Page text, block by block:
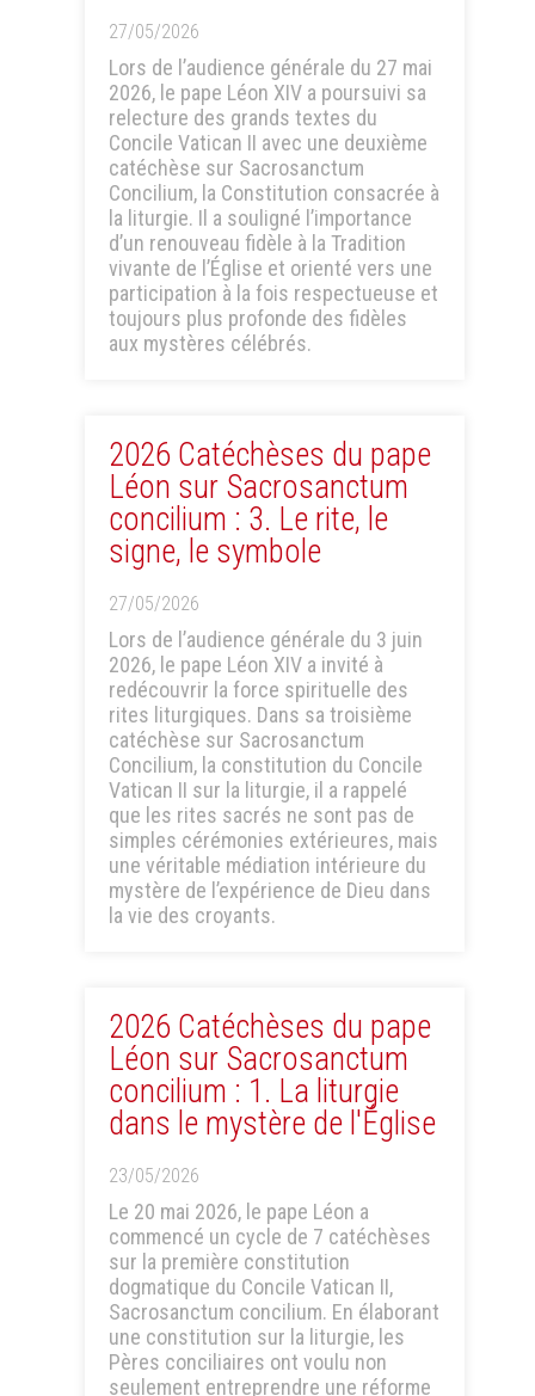
27/05/2026
Lors de l’audience générale du 27 mai
2026, le pape Léon XIV a poursuivi sa
relecture des grands textes du
Concile Vatican II avec une deuxième
catéchèse sur Sacrosanctum
Concilium, la Constitution consacrée à
la liturgie. Il a souligné l’importance
d’un renouveau fidèle à la Tradition
vivante de l’Église et orienté vers une
participation à la fois respectueuse et
toujours plus profonde des fidèles
aux mystères célébrés.
2026 Catéchèses du pape
Léon sur Sacrosanctum
concilium : 3. Le rite, le
signe, le symbole
27/05/2026
Lors de l’audience générale du 3 juin
2026, le pape Léon XIV a invité à
redécouvrir la force spirituelle des
rites liturgiques. Dans sa troisième
catéchèse sur Sacrosanctum
Concilium, la constitution du Concile
Vatican II sur la liturgie, il a rappelé
que les rites sacrés ne sont pas de
simples cérémonies extérieures, mais
une véritable médiation intérieure du
mystère de l’expérience de Dieu dans
la vie des croyants.
2026 Catéchèses du pape
Léon sur Sacrosanctum
concilium : 1. La liturgie
dans le mystère de l'Église
23/05/2026
Le 20 mai 2026, le pape Léon a
commencé un cycle de 7 catéchèses
sur la première constitution
dogmatique du Concile Vatican II,
Sacrosanctum concilium. En élaborant
une constitution sur la liturgie, les
Pères conciliaires ont voulu non
seulement entreprendre une réforme